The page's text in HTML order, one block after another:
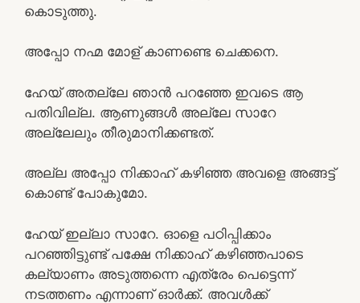
കൊടുത്തു.
അപ്പോ നഹ്മ മോള് കാണണ്ടെ ചെക്കനെ.
ഹേയ് അതല്ലേ ഞാൻ പറഞ്ഞേ ഇവടെ ആ
പതിവില്ല. ആണുങ്ങൾ അല്ലേ സാറേ
അല്ലേലും തീരുമാനിക്കണ്ടത്.
അല്ല അപ്പോ നിക്കാഹ് കഴിഞ്ഞ അവളെ അങ്ങട്ട്
കൊണ്ട് പോകുമോ.
ഹേയ് ഇല്ലാ സാറേ. ഓളെ പഠിപ്പിക്കാം
പറഞ്ഞിട്ടുണ്ട് പക്ഷേ നിക്കാഹ് കഴിഞ്ഞപാടെ
കല്യാണം അടുത്തന്നെ എത്രേം പെട്ടെന്ന്
നടത്തണം എന്നാണ് ഓർക്ക്. അവൾക്ക്